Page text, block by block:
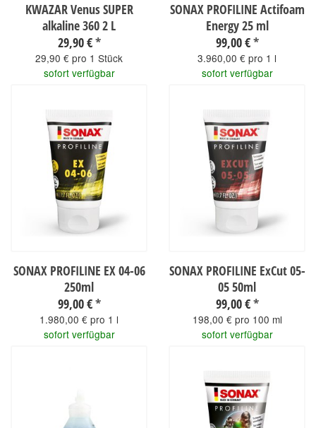
KWAZAR Venus SUPER
alkaline 360 2 L
29,90 €*
29,90 € pro 1 Stück
sofort verfügbar
SONAX PROFILINE Actifoam
Energy 25 ml
99,00 €*
3.960,00 € pro 1 l
sofort verfügbar
SONAX PROFILINE EX 04-06
250ml
99,00 €*
1.980,00 € pro 1 l
sofort verfügbar
SONAX PROFILINE ExCut 05-
05 50ml
99,00 €*
198,00 € pro 100 ml
sofort verfügbar